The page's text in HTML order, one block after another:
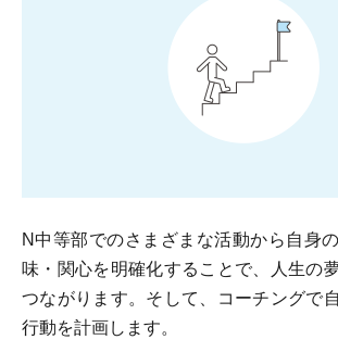
N中等部でのさまざまな活動から自身
味・関心を明確化することで、人生の
つながります。そして、コーチングで
行動を計画します。